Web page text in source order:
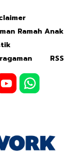
Ramah Anak
RSS